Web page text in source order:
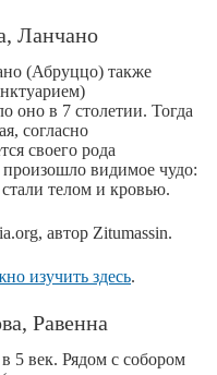
Ланчано
(Абруццо) также
оно в 7 столетии. Тогда
согласно
своего рода
видимое чудо:
телом и кровью.
автор Zitumassin.
изучить здесь.
Равенна
5 век. Рядом с собором